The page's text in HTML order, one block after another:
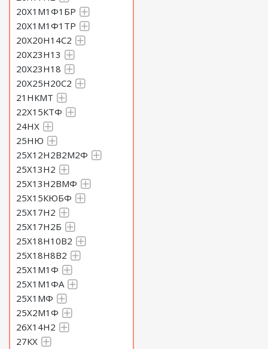
20Х1М1Ф1БР
20Х1М1Ф1ТР
20Х20Н14С2
20Х23Н13
20Х23Н18
20Х25Н20С2
21НКМТ
22Х15КТФ
24НХ
25НЮ
25Х12Н2В2М2Ф
25Х13Н2
25Х13Н2ВМФ
25Х15КЮБФ
25Х17Н2
25Х17Н2Б
25Х18Н10В2
25Х18Н8В2
25Х1М1Ф
25Х1М1ФА
25Х1МФ
25Х2М1Ф
26Х14Н2
27КХ